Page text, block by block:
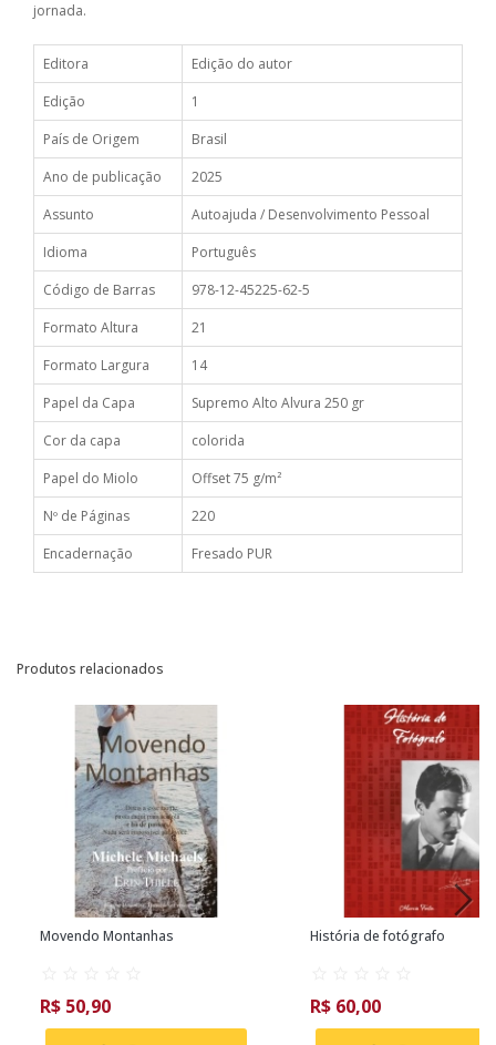
jornada.
Editora
Edição do autor
Edição
1
País de Origem
Brasil
Ano de publicação
2025
Assunto
Autoajuda / Desenvolvimento Pessoal
Idioma
Português
Código de Barras
978-12-45225-62-5
Formato Altura
21
Formato Largura
14
Papel da Capa
Supremo Alto Alvura 250 gr
Cor da capa
colorida
Papel do Miolo
Offset 75 g/m²
Nº de Páginas
220
Encadernação
Fresado PUR
Produtos relacionados
Movendo Montanhas
R$ 50,90
História de fotógrafo
R$ 60,00